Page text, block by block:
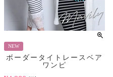
NEW
ボーダータイトレースベア
ワンピ